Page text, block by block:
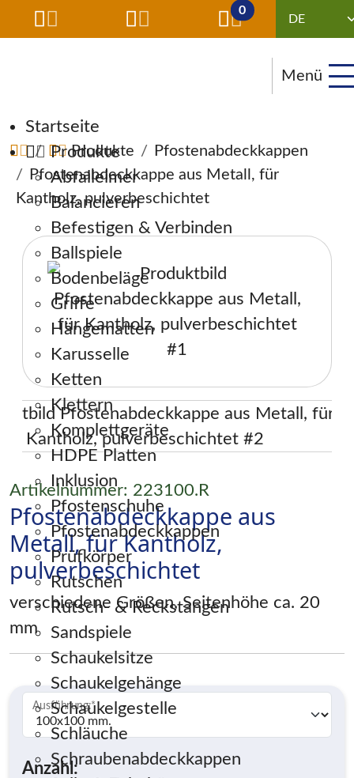
0
Menü
Navigation überspringen
Startseite
Produkte
Abfalleimer
Balancieren
Befestigen & Verbinden
Ballspiele
Bodenbeläge
Griffe
Hängematten
Karusselle
Ketten
Klettern
Komplettgeräte
HDPE Platten
Inklusion
Pfostenschuhe
Pfostenabdeckkappen
Prüfkörper
Rutschen
Rutsch- & Reckstangen
Sandspiele
Schaukelsitze
Schaukelgehänge
Schaukelgestelle
Schläuche
Schraubenabdeckkappen
Produkte
Pfostenabdeckkappen
Pfostenabdeckkappe aus Metall, für
Kantholz, pulverbeschichtet
Artikelnummer: 223100.R
Pfostenabdeckkappe aus
Metall, für Kantholz,
pulverbeschichtet
verschiedene Größen, Seitenhöhe ca. 20
mm
Ausführung:*
Anzahl: